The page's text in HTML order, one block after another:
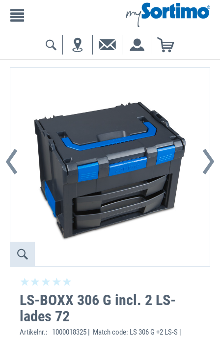
LS-BOXX 306 G incl. 2 LS-
lades 72
Artikelnr.:
1000018325 | Match code: LS 306 G +2 LS-S |